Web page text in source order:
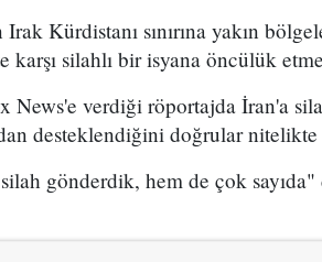
Kürdistanı sınırına yakın
karşı silahlı bir isyana öncülük
News'e verdiği röportajda İran'a
desteklendiğini doğrular
gönderdik, hem de çok